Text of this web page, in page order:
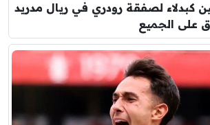
مرشحين كبدلاء لصفقة رودري في ريال مدريد
على الجميع